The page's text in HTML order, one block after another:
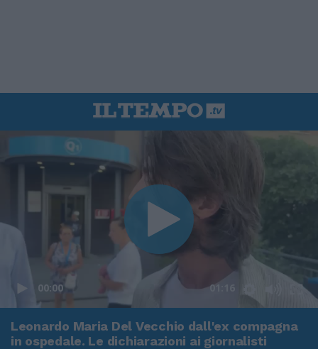
00:00 01:16
Leonardo Maria Del Vecchio dall'ex compagna
in ospedale. Le dichiarazioni ai giornalisti